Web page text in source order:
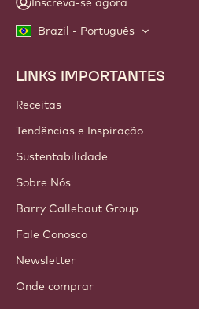
Brazil - Português
Footer
Callebaut
LINKS IMPORTANTES
Receitas
Tendências e Inspiração
Sustentabilidade
Sobre Nós
Barry Callebaut Group
Fale Conosco
Newsletter
Onde comprar